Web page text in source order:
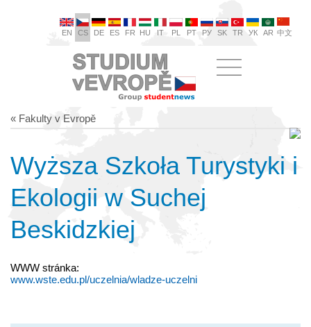
EN CS DE ES FR HU IT PL PT РУ SK TR УК AR 中文
« Fakulty v Evropě
Wyższa Szkoła Turystyki i
Ekologii w Suchej
Beskidzkiej
WWW stránka:
www.wste.edu.pl/uczelnia/wladze-uczelni